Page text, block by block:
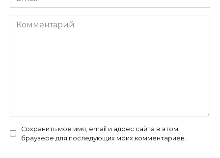
*
Комментарий
Сохранить моё имя, email и адрес сайта в этом
браузере для последующих моих комментариев.